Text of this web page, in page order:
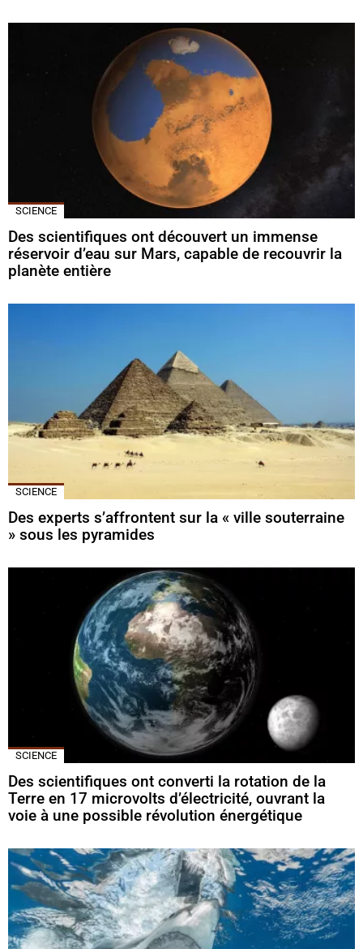
SCIENCE
Des scientifiques ont découvert un immense
réservoir d’eau sur Mars, capable de recouvrir la
planète entière
SCIENCE
Des experts s’affrontent sur la « ville souterraine
» sous les pyramides
SCIENCE
Des scientifiques ont converti la rotation de la
Terre en 17 microvolts d’électricité, ouvrant la
voie à une possible révolution énergétique